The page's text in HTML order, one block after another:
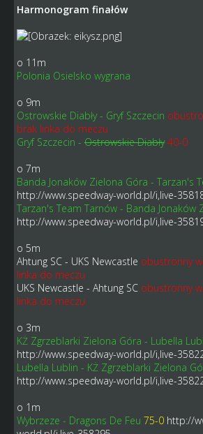
Harmonogram finałów
o 11m
Polonia Osielsko wygrana
o 9m
Ostrowskie Diabły - Gryf Szczecin
brak linka do meczu
Gryf Szczecin -Ostrowskie Diabły 40-0
o 7m
Banda Jonaków Zielona Góra - Tarzan's
http://www.speedway-world.pl/i,live-
Tarzan's Team Tarnów - Banda Jonaków
http://www.speedway-world.pl/i,live-
o 5m
Ahtung SC - UKS Newcastle obustronny
linka do meczu
UKS Newcastle - Ahtung SC obustronny
linka do meczu
o 3m
KŻ Zgrzeblarki Zielona Góra - Lubella
http://www.speedway-world.pl/i,live-
Lubella Lublin - KŻ Zgrzeblarki Zielona
http://www.speedway-world.pl/i,live-
o 1m
Wybrzeze - Dragons De Feu 75-0 http://